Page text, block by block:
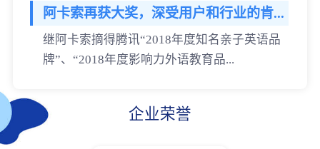
阿卡索再获大奖，深受用户和行业的肯...
继阿卡索摘得腾讯“2018年度知名亲子英语品
牌”、“2018年度影响力外语教育品...
企业荣誉